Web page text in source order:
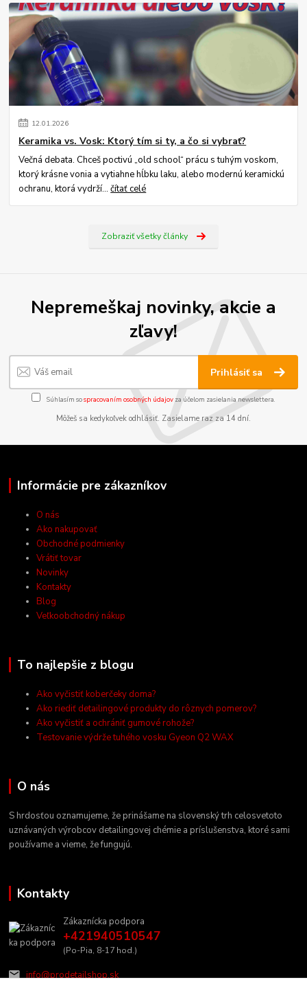
12.01.2026
Keramika vs. Vosk: Ktorý tím si ty, a čo si vybrať?
Večná debata. Chceš poctivú „old school“ prácu s tuhým voskom,
ktorý krásne vonia a vytiahne hĺbku laku, alebo modernú keramickú
ochranu, ktorá vydrží...čítať celé
Zobraziť všetky články
Nepremeškaj novinky, akcie a
zľavy!
Prihlásiť sa
Súhlasím sospracovaním osobných údajov za účelom zasielania newslettera.
Môžeš sa kedykoľvek odhlásiť. Zasielame raz za 14 dní.
Informácie pre zákazníkov
O nás
Ako nakupovať
Obchodné podmienky
Vrátiť tovar
Novinky
Kontakty
Blog
Veľkoobchodný nákup
To najlepšie z blogu
Ako vyčistiť koberčeky doma?
Ako riediť detailingové produkty do rôznych pomerov?
Ako vyčistiť a ochrániť gumové rohože?
Testovanie výdrže tuhého vosku Gyeon Q2 WAX
O nás
S hrdosťou oznamujeme, že prinášame na slovenský trh celosvetoto
uznávaných výrobcov detailingovej chémie a príslušenstva, ktoré sami
používame a vieme, že fungujú.
Kontakty
Zákaznícka podpora
+421940510547
(Po-Pia, 8-17 hod.)
info@prodetailshop.sk